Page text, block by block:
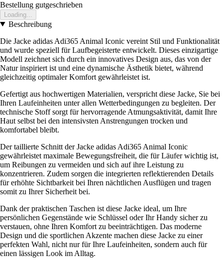
Bestellung gutgeschrieben
Loading...
Beschreibung
Die Jacke adidas Adi365 Animal Iconic vereint Stil und Funktionalität
und wurde speziell für Laufbegeisterte entwickelt. Dieses einzigartige
Modell zeichnet sich durch ein innovatives Design aus, das von der
Natur inspiriert ist und eine dynamische Ästhetik bietet, während
gleichzeitig optimaler Komfort gewährleistet ist.
Gefertigt aus hochwertigen Materialien, verspricht diese Jacke, Sie bei
Ihren Laufeinheiten unter allen Wetterbedingungen zu begleiten. Der
technische Stoff sorgt für hervorragende Atmungsaktivität, damit Ihre
Haut selbst bei den intensivsten Anstrengungen trocken und
komfortabel bleibt.
Der taillierte Schnitt der Jacke adidas Adi365 Animal Iconic
gewährleistet maximale Bewegungsfreiheit, die für Läufer wichtig ist,
um Reibungen zu vermeiden und sich auf ihre Leistung zu
konzentrieren. Zudem sorgen die integrierten reflektierenden Details
für erhöhte Sichtbarkeit bei Ihren nächtlichen Ausflügen und tragen
somit zu Ihrer Sicherheit bei.
Dank der praktischen Taschen ist diese Jacke ideal, um Ihre
persönlichen Gegenstände wie Schlüssel oder Ihr Handy sicher zu
verstauen, ohne Ihren Komfort zu beeinträchtigen. Das moderne
Design und die sportlichen Akzente machen diese Jacke zu einer
perfekten Wahl, nicht nur für Ihre Laufeinheiten, sondern auch für
einen lässigen Look im Alltag.